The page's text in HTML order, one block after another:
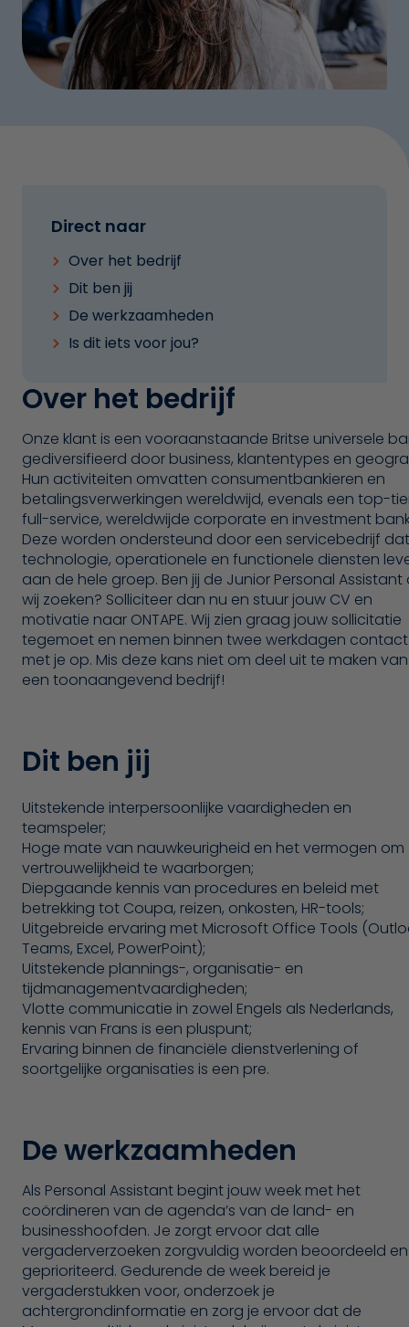
Direct naar
Over het bedrijf
Dit ben jij
De werkzaamheden
Is dit iets voor jou?
Over het bedrijf
Onze klant is een vooraanstaande Britse universele
gediversifieerd door business, klantentypes en
Hun activiteiten omvatten consumentbankieren en
betalingsverwerkingen wereldwijd, evenals een top-
full-service, wereldwijde corporate en investment
Deze worden ondersteund door een servicebedrijf dat
technologie, operationele en functionele diensten
aan de hele groep. Ben jij de Junior Personal Assistant
wij zoeken? Solliciteer dan nu en stuur jouw CV en
motivatie naar ONTAPE. Wij zien graag jouw sollicitatie
tegemoet en nemen binnen twee werkdagen contact
met je op. Mis deze kans niet om deel uit te maken van
een toonaangevend bedrijf!
Dit ben jij
Uitstekende interpersoonlijke vaardigheden en
teamspeler;
Hoge mate van nauwkeurigheid en het vermogen om
vertrouwelijkheid te waarborgen;
Diepgaande kennis van procedures en beleid met
betrekking tot Coupa, reizen, onkosten, HR-tools;
Uitgebreide ervaring met Microsoft Office Tools
Teams, Excel, PowerPoint);
Uitstekende plannings-, organisatie- en
tijdmanagementvaardigheden;
Vlotte communicatie in zowel Engels als Nederlands,
kennis van Frans is een pluspunt;
Ervaring binnen de financiële dienstverlening of
soortgelijke organisaties is een pre.
De werkzaamheden
Als Personal Assistant begint jouw week met het
coördineren van de agenda’s van de land- en
businesshoofden. Je zorgt ervoor dat alle
vergaderverzoeken zorgvuldig worden beoordeeld en
geprioriteerd. Gedurende de week bereid je
vergaderstukken voor, onderzoek je
achtergrondinformatie en zorg je ervoor dat de